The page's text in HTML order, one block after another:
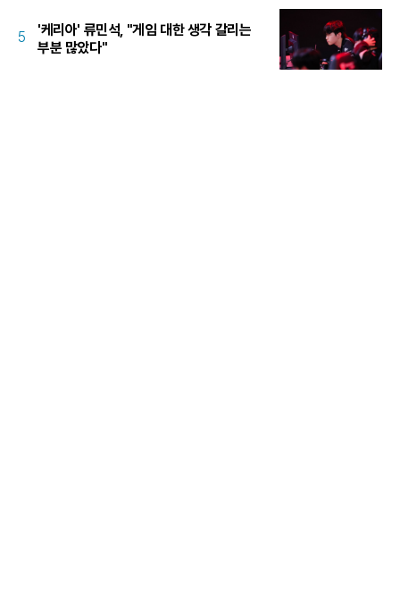
5
'케리아' 류민석, "게임 대한 생각 갈리는
부분 많았다"